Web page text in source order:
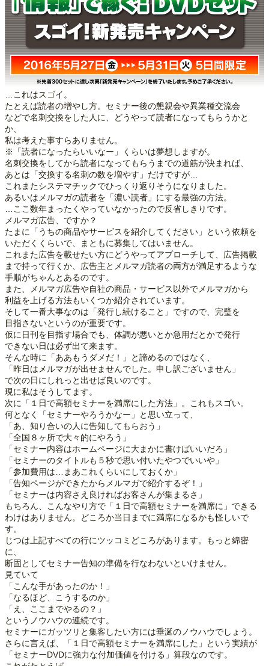
…これはスゴイ。
たとえば読者の増やし方。セミナー後の懇親会や異業種交流会
などで名刺交換をした人に、どうやって読者になってもらうかと
か、
私は考えた事すらありません。
※「読者になったらいいなー」くらいは夢想しますが。
名刺交換をしてから読者になってもらうまでの道筋が決まれば、
あとは「交換する名刺の数を増やす」だけですが…
これまたシステマチックでひっくり返りそうになりました。
あるいはメルマガの読者を「濃い読者」にする最強の方法。
…ここ数年まったくやっていなかったので反省しきりです。
メルマガ広告、ですか？
たまに「うちの商品やサービスを紹介してください」という依頼を
いただくくらいで、まともに募集してはいません。
これまた広告を載せたい方にどうやってアプローチして、広告掲載
まで持って行くか、広告主とメルマガ読者の両方が満足するような
手順がちゃんとあるのです。
また、メルマガ広告や自社の商品・サービス以外でメルマガから
利益を上げる方法もいくつか紹介されています。
そして一番大事なのは「発行し続けること」ですので、完璧を
目指さないというのが重要です。
仮に日刊を目指す場合でも、体調が悪いとか急用だとかで発行
できない日は必ず出て来ます。
そんな時に「ああもうダメだ！」と諦めるのではなく、
「昨日はメルマガが出せませんでした。申し訳ございません」
で次の日にしれっと出せば良いのです。
現に私はそうしてます。
次に「１日で高額セミナーを満席にした方法」。これもスゴい。
何となく「セミナーやろうかなー」と思い立って、
「あ、知り合いの人に告知してもらおう」
「全国８ヶ所で大々的にやろう」
「セミナー内容はホームページに大まかに書けばいいだろ」
「セミナーのタイトルも５秒で思い付いたやつでいいや」
「参加費用は…まあこれくらいにしておくか」
「告知ページができたからメルマガで紹介するぞ！」
「セミナーは内容さえ良ければお客さんが集まるさ」
もちろん、こんなやり方で「１日で高額セミナーを満席に」できる
わけはありません。どころか当日までに満席になるかも怪しいで
す。
じつは上記すべての行にツッコミどころがあります。もっと綿密
に、
断固としてセミナー告知の準備を行なわないといけません。
見ていて
「こんな手があったのか！」
「なるほど、こうするのか」
「え、ここまでやるの？」
というノウハウの連続です。
セミナーにガッツリと集客したい方には垂涎のノウハウでしょう。
さらに言えば、「１日で高額セミナーを満席にした」という実績が
「セミナーDVDに強力な付加価値を付ける」算段なのです。